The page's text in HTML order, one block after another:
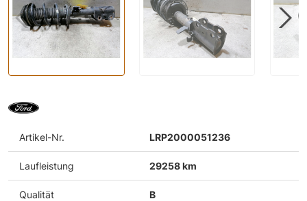
Artikel-Nr. LRP2000051236
Laufleistung 29258 km
Qualität B